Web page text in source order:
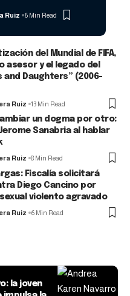
Ruiz 6 Min Read
del Mundial de FIFA,
asesor y el legado del
and Daughters” (2006-
Ruiz 13 Min Read
un dogma por otro:
Sanabria al hablar
Ruiz 8 Min Read
Fiscalía solicitará
Diego Cancino por
violento agravado
Ruiz 6 Min Read
la joven